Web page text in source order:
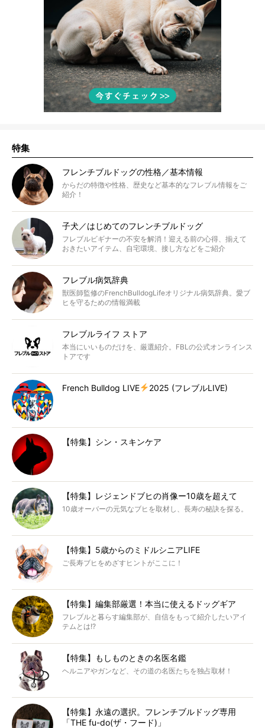
特集
フレンチブルドッグの性格／基本情報
からだの特徴や性格、歴史など基本的なフレブル情報をご
紹介！
子犬／はじめてのフレンチブルドッグ
フレブルビギナーの不安を解消！迎える前の心得、揃えて
おきたいアイテム、自宅環境、接し方などをご紹介
フレブル病気辞典
獣医師監修のFrenchBulldogLifeオリジナル病気辞典。愛ブ
ヒを守るための情報満載
フレブルライフ ストア
本当にいいものだけを、厳選紹介。FBLの公式オンラインス
トアです
French Bulldog LIVE 2025 (フレブルLIVE)
【特集】シン・スキンケア
【特集】レジェンドブヒの肖像ー10歳を超えて
10歳オーバーの元気なブヒを取材し、長寿の秘訣を探る。
【特集】5歳からのミドルシニアLIFE
ご長寿ブヒをめざすヒントがここに！
【特集】編集部厳選！本当に使えるドッグギア
フレブルと暮らす編集部が、自信をもって紹介したいアイ
テムとは!?
【特集】もしものときの名医名鑑
ヘルニアやガンなど、その道の名医たちを独占取材！
【特集】永遠の選択。フレンチブルドッグ専用
「THE fu-do(ザ・フード)」